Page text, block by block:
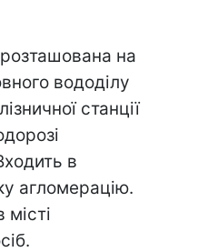
на
вододілу
станції
в
агломерацію.